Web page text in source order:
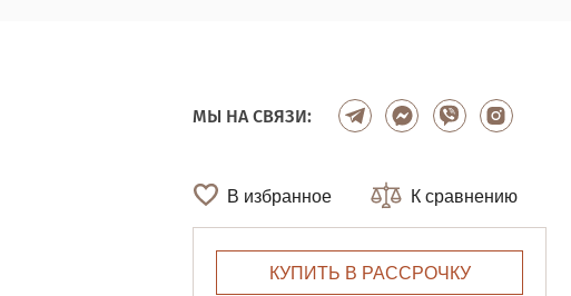
МЫ НА СВЯЗИ:
В избранное К сравнению
КУПИТЬ В РАССРОЧКУ